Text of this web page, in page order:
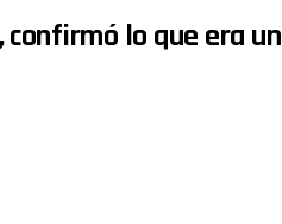
confirmó lo que era un